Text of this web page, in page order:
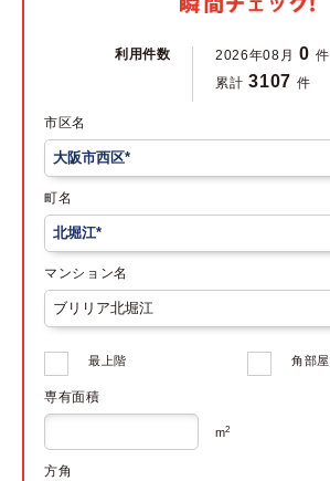
利用件数 2026年08月 0 件
累計 3107 件
市区名
町名
マンション名
最上階 角部屋
専有面積
m2
方角